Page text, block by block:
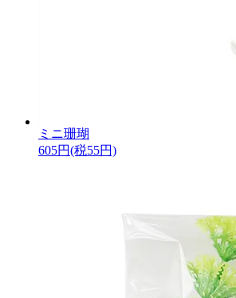
ミニ珊瑚
605円(税55円)